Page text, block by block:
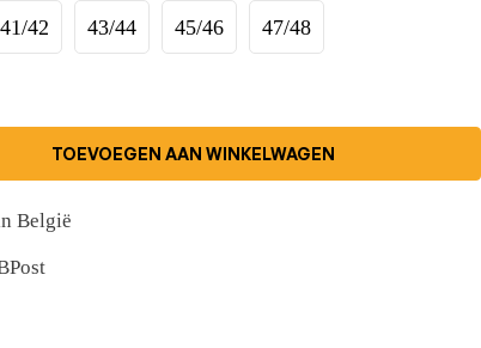
41/42 43/44 45/46 47/48
TOEVOEGEN AAN WINKELWAGEN
België